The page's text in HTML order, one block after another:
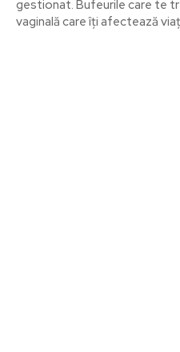
gestionat. Bufeurile care te
vaginală care îți afectează